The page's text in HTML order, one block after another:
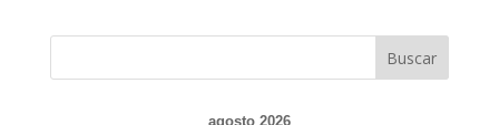
agosto 2026